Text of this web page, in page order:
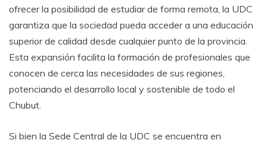
ofrecer la posibilidad de estudiar de forma remota, la UDC
garantiza que la sociedad pueda acceder a una educación
superior de calidad desde cualquier punto de la provincia.
Esta expansión facilita la formación de profesionales que
conocen de cerca las necesidades de sus regiones,
potenciando el desarrollo local y sostenible de todo el
Chubut.
Si bien la Sede Central de la UDC se encuentra en